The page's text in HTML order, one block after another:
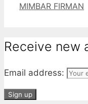
MIMBAR FIRMAN
Receive new
Email address: